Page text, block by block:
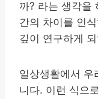
까? 라는 생각을
간의 차이를 인
깊이 연구하게
일상생활에서 우
니다. 이런 식으